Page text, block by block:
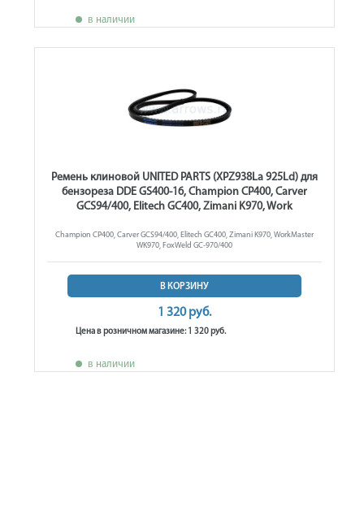
в наличии
Ремень клиновой UNITED PARTS (XPZ938La 925Ld) для
бензореза DDE GS400-16, Champion CP400, Carver
GCS94/400, Elitech GC400, Zimani K970, Work
Champion CP400, Carver GCS94/400, Elitech GC400, Zimani K970, WorkMaster
WK970, FoxWeld GC-970/400
В КОРЗИНУ
1 320 руб.
Цена в розничном магазине: 1 320 руб.
в наличии